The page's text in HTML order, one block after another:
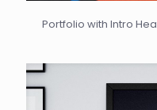
Portfolio with Intro